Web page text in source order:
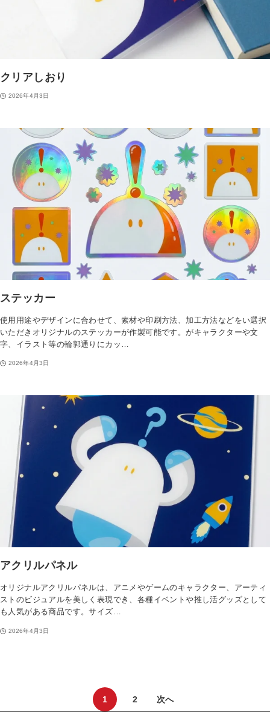
クリアしおり
2026年4月3日
ステッカー
使用用途やデザインに合わせて、素材や印刷方法、加工方法などをい選択
いただきオリジナルのステッカーが作製可能です。がキャラクターや文
字、イラスト等の輪郭通りにカッ…
2026年4月3日
アクリルパネル
オリジナルアクリルパネルは、アニメやゲームのキャラクター、アーティ
ストのビジュアルを美しく表現でき、各種イベントや推し活グッズとして
も人気がある商品です。サイズ…
2026年4月3日
1 2 次へ